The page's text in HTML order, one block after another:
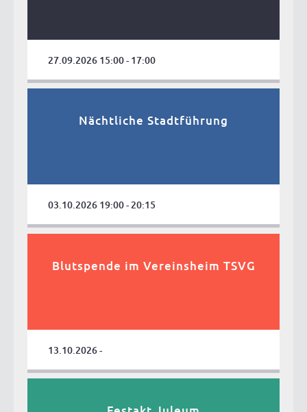
27.09.2026 15:00 - 17:00
Nächtliche Stadtführung
03.10.2026 19:00 - 20:15
Blutspende im Vereinsheim TSVG
13.10.2026 -